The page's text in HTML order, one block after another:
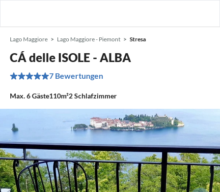
Lago Maggiore Lago Maggiore - Piemont Stresa
CÁ delle ISOLE - ALBA
7 Bewertungen
Max.6Gäste110m²2Schlafzimmer